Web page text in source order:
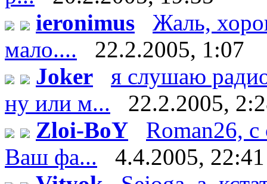
ieronimus
Жаль,
мало....
22.2.2005, 1:07
Joker
я слушаю
ну или м...
22.2.2005,
Zloi-BoY
Roman26, с
Ваш фа...
4.4.2005, 22:41